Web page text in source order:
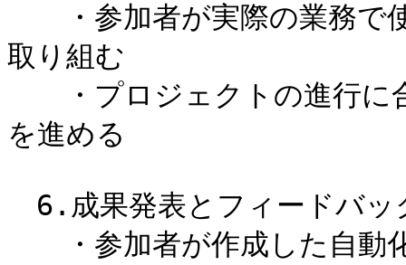
・参加者が実際の業務で
取り組む
・プロジェクトの進行に
を進める
6.成果発表とフィードバッ
・参加者が作成した自動